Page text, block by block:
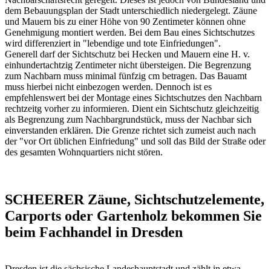
dem Bebauungsplan der Stadt unterschiedlich niedergelegt. Zäune
und Mauern bis zu einer Höhe von 90 Zentimeter können ohne
Genehmigung montiert werden. Bei dem Bau eines Sichtschutzes
wird differenziert in "lebendige und tote Einfriedungen".
Generell darf der Sichtschutz bei Hecken und Mauern eine H. v.
einhundertachtzig Zentimeter nicht übersteigen. Die Begrenzung
zum Nachbarn muss minimal fünfzig cm betragen. Das Bauamt
muss hierbei nicht einbezogen werden. Dennoch ist es
empfehlenswert bei der Montage eines Sichtschutzes den Nachbarn
rechtzeitg vorher zu informieren. Dient ein Sichtschutz gleichzeitig
als Begrenzung zum Nachbargrundstück, muss der Nachbar sich
einverstanden erklären. Die Grenze richtet sich zumeist auch nach
der "vor Ort üblichen Einfriedung" und soll das Bild der Straße oder
des gesamten Wohnquartiers nicht stören.
SCHEERER Zäune, Sichtschutzelemente,
Carports oder Gartenholz bekommen Sie
beim Fachhandel in Dresden